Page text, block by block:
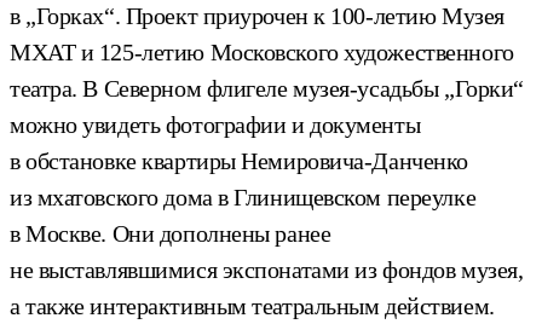
в „Горках“. Проект приурочен к 100-летию Музея
МХАТ и 125-летию Московского художественного
театра. В Северном флигеле музея-усадьбы „Горки“
можно увидеть фотографии и документы
в обстановке квартиры Немировича-Данченко
из мхатовского дома в Глинищевском переулке
в Москве. Они дополнены ранее
не выставлявшимися экспонатами из фондов музея,
а также интерактивным театральным действием.